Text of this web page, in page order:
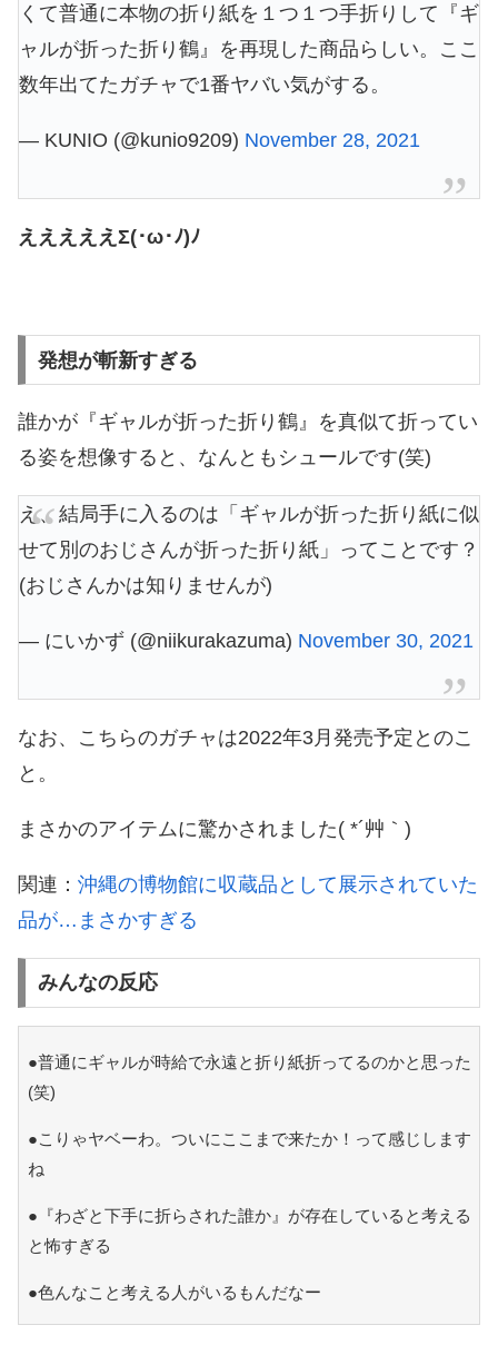
くて普通に本物の折り紙を１つ１つ手折りして『ギ
ャルが折った折り鶴』を再現した商品らしい。ここ
数年出てたガチャで1番ヤバい気がする。
— KUNIO (@kunio9209) November 28, 2021
えええええΣ(･ω･ﾉ)ﾉ
発想が斬新すぎる
誰かが『ギャルが折った折り鶴』を真似て折ってい
る姿を想像すると、なんともシュールです(笑)
え、結局手に入るのは「ギャルが折った折り紙に似
せて別のおじさんが折った折り紙」ってことです？
(おじさんかは知りませんが)
— にいかず (@niikurakazuma) November 30, 2021
なお、こちらのガチャは2022年3月発売予定とのこ
と。
まさかのアイテムに驚かされました( *´艸｀)
関連： 沖縄の博物館に収蔵品として展示されていた
品が…まさかすぎる
みんなの反応
●普通にギャルが時給で永遠と折り紙折ってるのかと思った
(笑)
●こりゃヤベーわ。ついにここまで来たか！って感じします
ね
●『わざと下手に折らされた誰か』が存在していると考える
と怖すぎる
●色んなこと考える人がいるもんだなー